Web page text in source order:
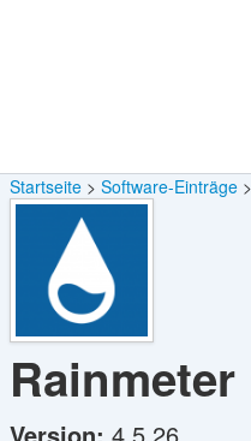
Startseite Software-Einträge
Rainmeter